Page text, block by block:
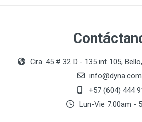
Cra. 45 # 32 D - 135 int 105,
+57 (604) 444
Lun-Vie 7:00am -